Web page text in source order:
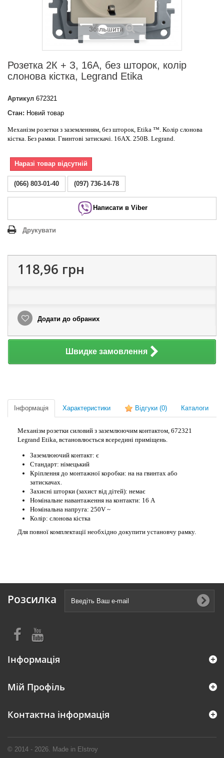
Збільшити
Розетка 2К + З, 16А, без шторок, колір
слонова кістка, Legrand Etika
Артикул 672321
Стан: Новий товар
Механізм розетки з заземленням, без шторок, Etika ™. Колір слонова
кістка. Без рамки. Гвинтові затискачі. 16АХ. 250В. Legrand.
Наразі товар відсутній
(066) 803-01-40 (097) 736-14-78
Написати в Viber
Друкувати
118,96 грн
Додати до обраних
Швидке замовлення
Інформація Характеристики Відгуки (0) Каталоги
Механізм розетки силовий з заземлюючим контактом, 672321
Legrand Etika, встановлюється всередині приміщень.
Заземлюючий контакт: є
Стандарт: німецький
Кріплення до монтажної коробки: на на гвинтах або
затискачах.
Захисні шторки (захист від дітей): немає
Номінальне навантаження на контакти: 16 А
Номінальна напруга: 250V ~
Колір: слонова кістка
Для повної комплектації необхідно докупити установчу рамку.
Розсилка
Інформація
© 2014 - 2026. Made in Elstroy
Мій Профіль
Контактна інформація